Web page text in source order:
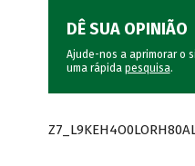
DÊ SUA OPINIÃO
Ajude-nos a aprimorar o
uma rápida pesquisa.